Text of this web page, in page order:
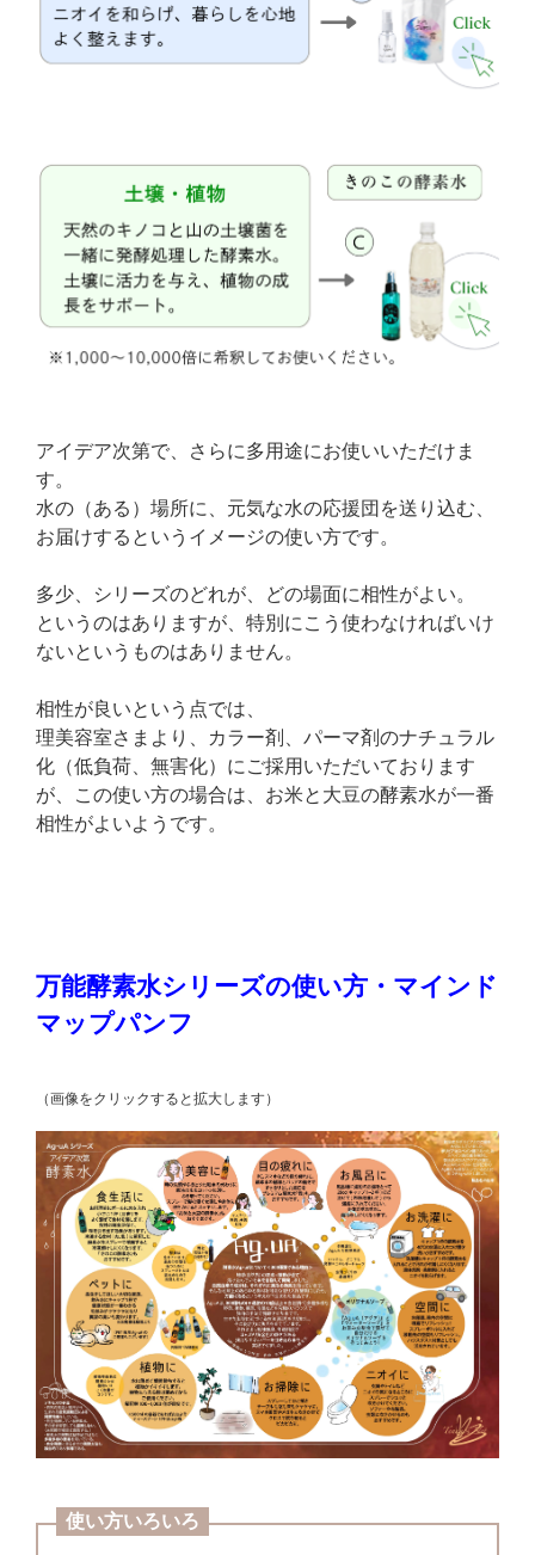
アイデア次第で、さらに多用途にお使いいただけま
す。
水の（ある）場所に、元気な水の応援団を送り込む、
お届けするというイメージの使い方です。
多少、シリーズのどれが、どの場面に相性がよい。
というのはありますが、特別にこう使わなければいけ
ないというものはありません。
相性が良いという点では、
理美容室さまより、カラー剤、パーマ剤のナチュラル
化（低負荷、無害化）にご採用いただいております
が、この使い方の場合は、お米と大豆の酵素水が一番
相性がよいようです。
万能酵素水シリーズの使い方・マインド
マップパンフ
（画像をクリックすると拡大します）
使い方いろいろ